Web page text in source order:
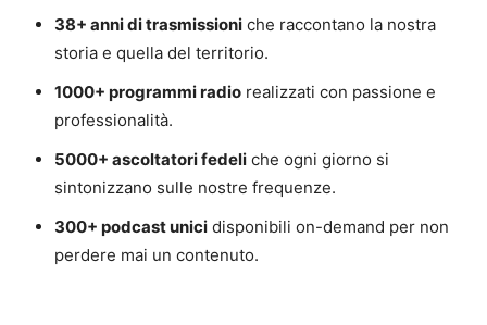
38+ anni di trasmissioni che raccontano la nostra
storia e quella del territorio.
1000+ programmi radio realizzati con passione e
professionalità.
5000+ ascoltatori fedeli che ogni giorno si
sintonizzano sulle nostre frequenze.
300+ podcast unici disponibili on-demand per non
perdere mai un contenuto.